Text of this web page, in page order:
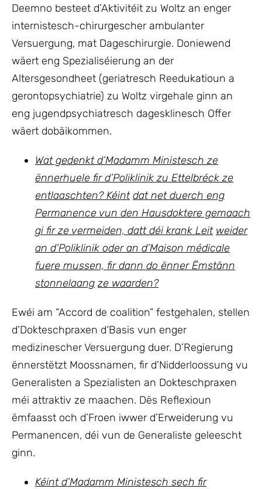
Deemno besteet d’Aktivitéit zu Woltz an enger
internistesch-chirurgescher ambulanter
Versuergung, mat Dageschirurgie. Doniewend
wäert eng Spezialiséierung an der
Altersgesondheet (geriatresch Reedukatioun a
gerontopsychiatrie) zu Woltz virgehale ginn an
eng jugendpsychiatresch dagesklinesch Offer
wäert dobäikommen.
Wat gedenkt d’Madamm Ministesch ze
ënnerhuele fir d’Poliklinik zu Ettelbréck ze
entlaaschten? Kéint dat net duerch eng
Permanence vun den Hausdoktere gemaach
gi fir ze vermeiden, datt déi krank Leit weider
an d’Poliklinik oder an d’Maison médicale
fuere mussen, fir dann do ënner Ëmstänn
stonnelaang ze waarden?
Ewéi am “Accord de coalition” festgehalen, stellen
d’Dokteschpraxen d‘Basis vun enger
medizinescher Versuergung duer. D’Regierung
ënnerstëtzt Moossnamen, fir d’Nidderloossung vu
Generalisten a Spezialisten an Dokteschpraxen
méi attraktiv ze maachen. Dës Reflexioun
ëmfaasst och d’Froen iwwer d’Erweiderung vu
Permanencen, déi vun de Generaliste geleescht
ginn.
Kéint d’Madamm Ministesch sech fir